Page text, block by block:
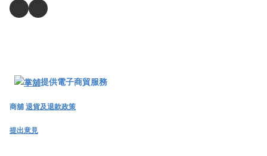
提供電子商貿服務
商舖退貨及退款政策
提出意見